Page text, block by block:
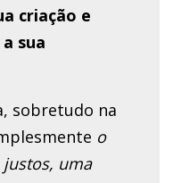
criação e
sua
sobretudo na
o
uma